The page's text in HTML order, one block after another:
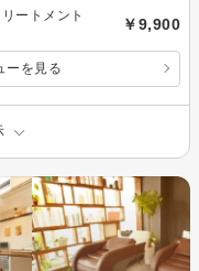
ートメント
￥9,900
ーを見る